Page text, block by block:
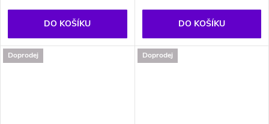
DO KOŠÍKU DO KOŠÍKU
Doprodej Doprodej